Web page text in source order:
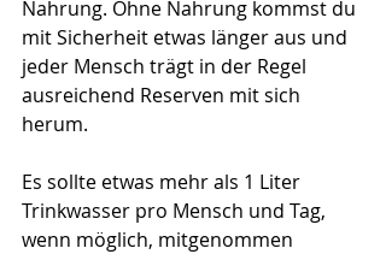
Nahrung. Ohne Nahrung kommst du
mit Sicherheit etwas länger aus und
jeder Mensch trägt in der Regel
ausreichend Reserven mit sich
herum.
Es sollte etwas mehr als 1 Liter
Trinkwasser pro Mensch und Tag,
wenn möglich, mitgenommen